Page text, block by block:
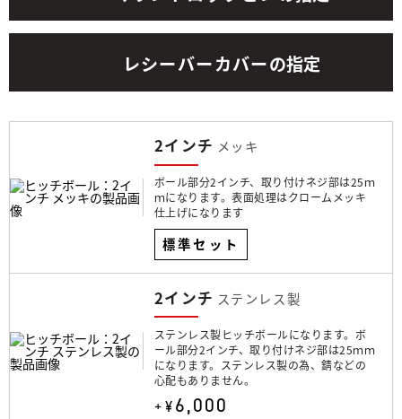
レシーバーカバーの指定
2インチ メッキ
ボール部分2インチ、取り付けネジ部は25ｍ
ｍになります。表面処理はクロームメッキ
仕上げになります
標準セット
2インチ ステンレス製
ステンレス製ヒッチボールになります。ボ
ール部分2インチ、取り付けネジ部は25ｍｍ
になります。ステンレス製の為、錆などの
心配もありません。
+¥6,000